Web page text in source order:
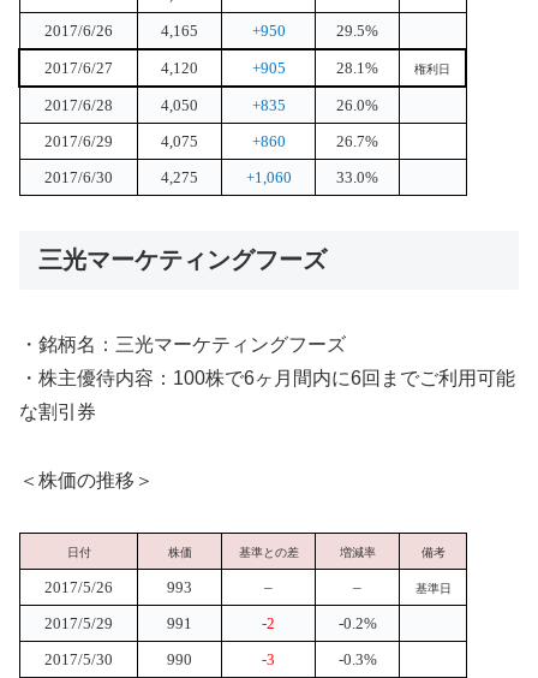
2017/6/26
4,165 +950 29.5%
2017/6/27 4,120 +905 28.1% 権利日
2017/6/28 4,050 +835
26.0%
2017/6/29
4,075 +860
26.7%
2017/6/30
4,275 +1,060 33.0%
三光マーケティングフーズ
・銘柄名：三光マーケティングフーズ
・株主優待内容：100株で6ヶ月間内に6回までご利用可能
な割引券
＜株価の推移＞
日付 株価 基準との差 増減率 備考
2017/5/26 993 – – 基準日
2017/5/29 991 -2
-0.2%
2017/5/30
990 -3
-0.3%